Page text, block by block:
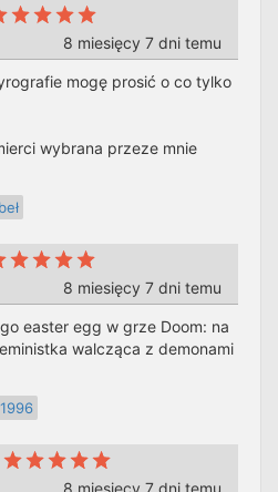
8 miesięcy 7 dni temu
mogę prosić o co tylko
wybrana przeze mnie
8 miesięcy 7 dni temu
easter egg w grze Doom: na
walcząca z demonami
8 miesięcy 7 dni temu